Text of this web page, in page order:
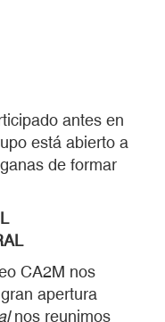
antes en
está abierto a
de formar
CA2M nos
apertura
nos reunimos